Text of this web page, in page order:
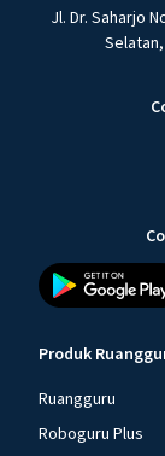
Jl. Dr. Saharjo
Produk
Ruangguru
Roboguru Plus